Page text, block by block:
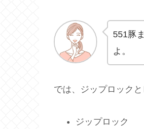
551豚
よ。
では、ジップロック
ジップロック